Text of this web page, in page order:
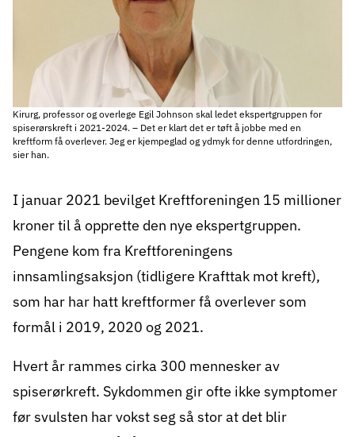
Kirurg, professor og overlege Egil Johnson skal ledet ekspertgruppen for
spiserørskreft i 2021-2024. – Det er klart det er tøft å jobbe med en
kreftform få overlever. Jeg er kjempeglad og ydmyk for denne utfordringen,
sier han.
I januar 2021 bevilget Kreftforeningen 15 millioner
kroner til å opprette den nye ekspertgruppen.
Pengene kom fra Kreftforeningens
innsamlingsaksjon (tidligere Krafttak mot kreft),
som har har hatt kreftformer få overlever som
formål i 2019, 2020 og 2021.
Hvert år rammes cirka 300 mennesker av
spiserørkreft. Sykdommen gir ofte ikke symptomer
før svulsten har vokst seg så stor at det blir